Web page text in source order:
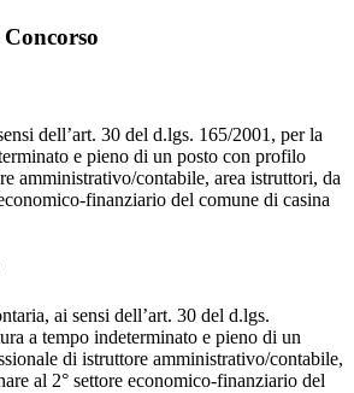
dell’art. 30 del d.lgs. 165/2001, per la
e pieno di un posto con profilo
amministrativo/contabile, area istruttori, da
finanziario del comune di casina
ai sensi dell’art. 30 del d.lgs.
a tempo indeterminato e pieno di un
di istruttore amministrativo/contabile,
al 2° settore economico-finanziario del